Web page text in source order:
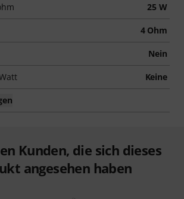
25 W
4 Ohm
Nein
Keine
Kunden, die sich dieses
angesehen haben